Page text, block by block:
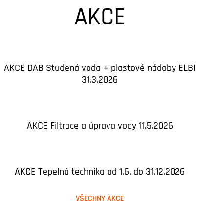
AKCE
AKCE DAB Studená voda + plastové nádoby ELBI
31.3.2026
AKCE Filtrace a úprava vody 11.5.2026
AKCE Tepelná technika od 1.6. do 31.12.2026
VŠECHNY AKCE